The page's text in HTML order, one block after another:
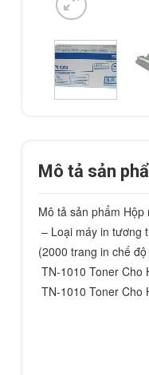
Mô tả sản
Mô tả sản phẩm Hộp
(2000 trang in chế
TN-1010 Toner Cho
TN-1010 Toner Cho